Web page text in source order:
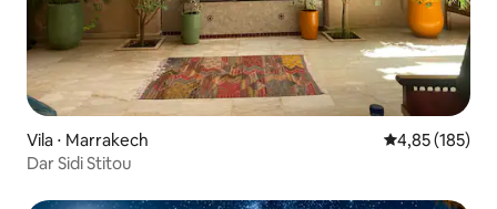
Vila ⋅ Marrakech 4,85 de uma
4,85 (185)
Dar Sidi Stitou